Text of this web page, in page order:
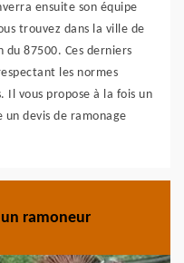
ensuite son équipe
trouvez dans la ville de
du 87500. Ces derniers
les normes
Il vous propose à la fois un
un devis de ramonage
ramoneur